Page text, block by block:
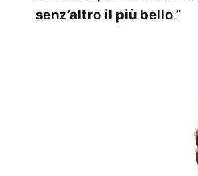
senz’altro il più bello.”